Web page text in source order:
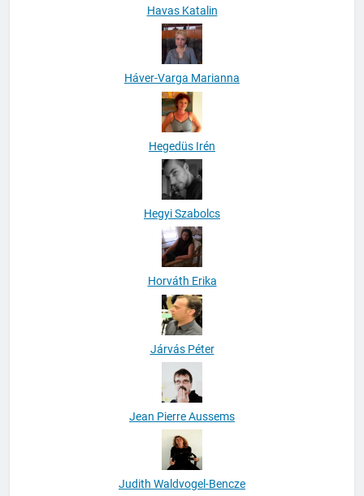
Havas Katalin
Háver-Varga Marianna
Hegedüs Irén
Hegyi Szabolcs
Horváth Erika
Járvás Péter
Jean Pierre Aussems
Judith Waldvogel-Bencze